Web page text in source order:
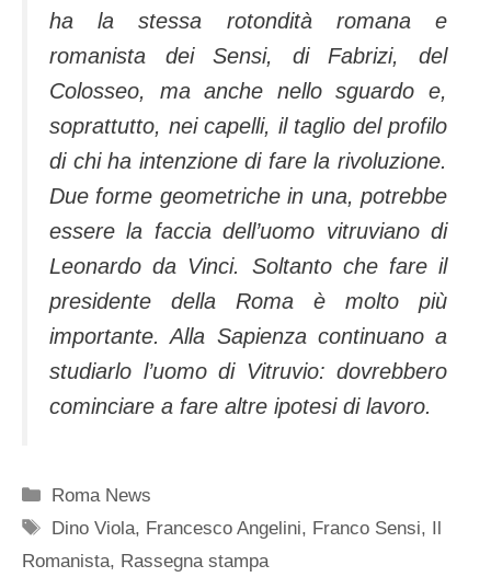
ha la stessa rotondità romana e
romanista dei Sensi, di Fabrizi, del
Colosseo, ma anche nello sguardo e,
soprattutto, nei capelli, il taglio del profilo
di chi ha intenzione di fare la rivoluzione.
Due forme geometriche in una, potrebbe
essere la faccia dell’uomo vitruviano di
Leonardo da Vinci. Soltanto che fare il
presidente della Roma è molto più
importante. Alla Sapienza continuano a
studiarlo l’uomo di Vitruvio: dovrebbero
cominciare a fare altre ipotesi di lavoro.
Categorie
Roma News
Tag
Dino Viola, Francesco Angelini, Franco Sensi, Il
Romanista, Rassegna stampa